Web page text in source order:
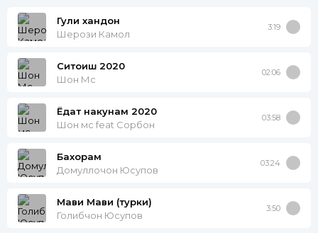
Гули хандон
Шерози Камол
3:19
Ситоиш 2020
Шон Мс
02:06
Ёдат накунам 2020
Шон мс feat Сорбон
03:58
Бахорам
Домуллочон Юсупов
03:24
Мави Мави (турки)
Голибчон Юсупов
3:50